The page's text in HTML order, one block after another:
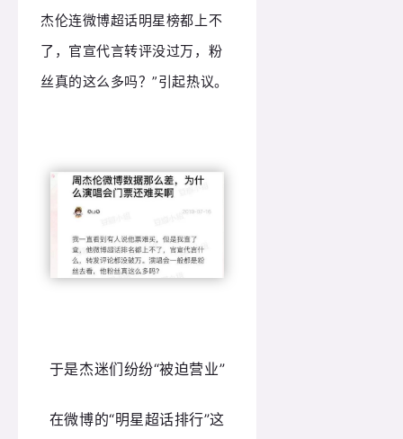
杰伦连微博超话明星榜都上不
了，官宣代言转评没过万，粉
丝真的这么多吗？”引起热议。
于是杰迷们纷纷“被迫营业”
在微博的“明星超话排行”这